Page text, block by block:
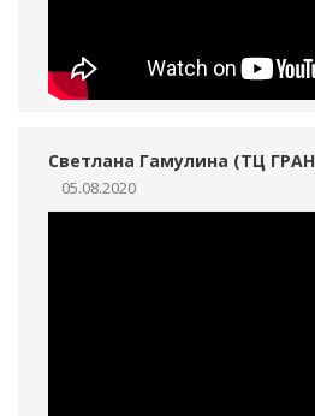
Светлана Гамулина (ТЦ
05.08.2020